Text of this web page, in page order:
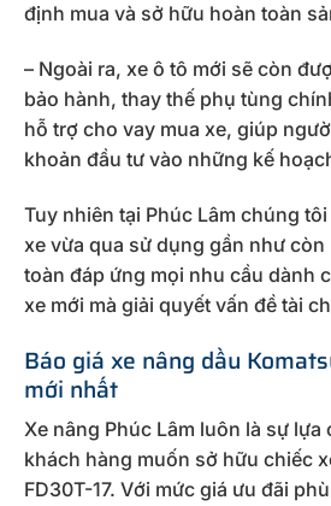
định mua và sở hữu hoàn toàn
– Ngoài ra, xe ô tô mới sẽ còn
bảo hành, thay thế phụ tùng
hỗ trợ cho vay mua xe, giúp
khoản đầu tư vào những kế
Tuy nhiên tại Phúc Lâm chúng
xe vừa qua sử dụng gần như
toàn đáp ứng mọi nhu cầu dành
xe mới mà giải quyết vấn đề tài
Báo giá xe nâng dầu
mới nhất
Xe nâng Phúc Lâm luôn là sự
khách hàng muốn sở hữu chiếc
FD30T-17. Với mức giá ưu đãi